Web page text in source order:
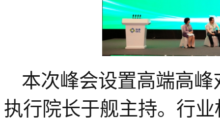
本次峰会设置高端高
执行院长于舰主持。行